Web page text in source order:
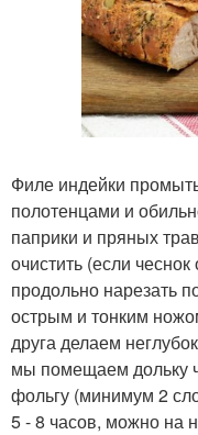
Филе индейки
полотенцами и
паприки и пряных
очистить (если
продольно нарезать
острым и тонким
друга делаем
мы помещаем дольку
фольгу (минимум 2
5 - 8 часов, можно на